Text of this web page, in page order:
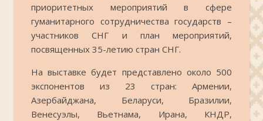
приоритетных мероприятий в сфере
гуманитарного сотрудничества государств –
участников СНГ и план мероприятий,
посвященных 35-летию стран СНГ.
На выставке будет представлено около 500
экспонентов из 23 стран: Армении,
Азербайджана, Беларуси, Бразилии,
Венесуэлы, Вьетнама, Ирана, КНДР,